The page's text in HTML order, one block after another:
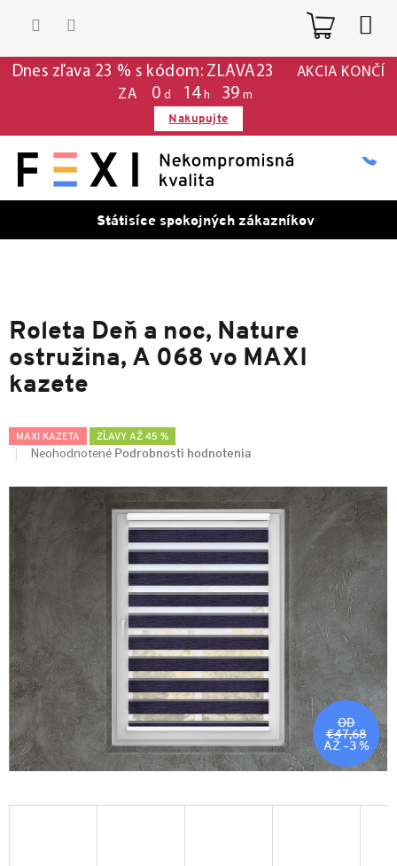
Dnes zľava 23 % s kódom: ZLAVA23
AKCIA KONČÍ
ZA
0 d 14 h 39 m
Nakupujte
Státisíce spokojných zákazníkov
Roleta Deň a noc, Nature
ostružina, A 068 vo MAXI
kazete
MAXI KAZETA ZĽAVY AŽ 45 %
Neohodnotené Podrobnosti hodnotenia
OD
€47,68
AŽ –3 %